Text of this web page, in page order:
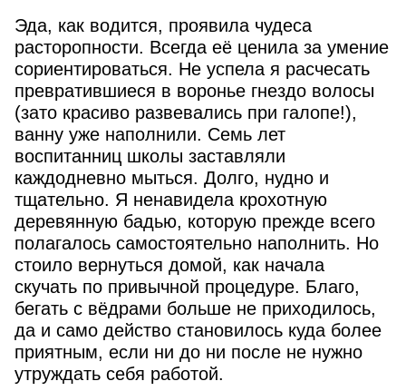
Эда, как водится, проявила чудеса
расторопности. Всегда её ценила за умение
сориентироваться. Не успела я расчесать
превратившиеся в воронье гнездо волосы
(зато красиво развевались при галопе!),
ванну уже наполнили. Семь лет
воспитанниц школы заставляли
каждодневно мыться. Долго, нудно и
тщательно. Я ненавидела крохотную
деревянную бадью, которую прежде всего
полагалось самостоятельно наполнить. Но
стоило вернуться домой, как начала
скучать по привычной процедуре. Благо,
бегать с вёдрами больше не приходилось,
да и само действо становилось куда более
приятным, если ни до ни после не нужно
утруждать себя работой.